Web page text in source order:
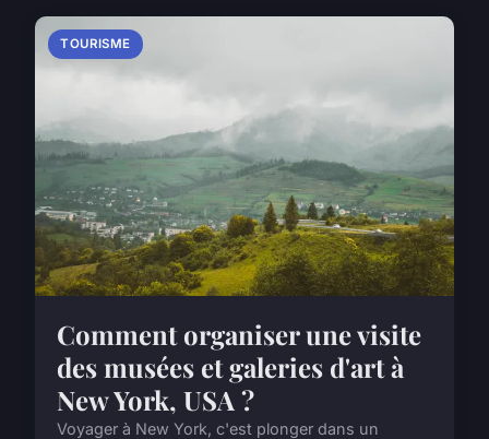
TOURISME
Comment organiser une visite
des musées et galeries d'art à
New York, USA ?
Voyager à New York, c'est plonger dans un